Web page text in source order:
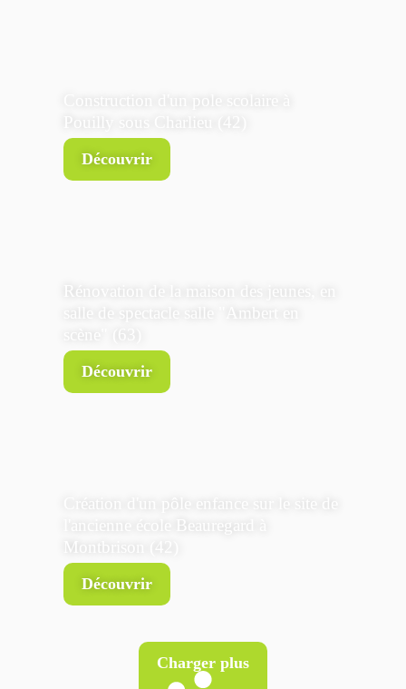
Découvrir
Rénovation de la maison des jeunes, en
Découvrir
l'ancienne école Beauregard à
Montbrison (42)
Découvrir
Charger plus